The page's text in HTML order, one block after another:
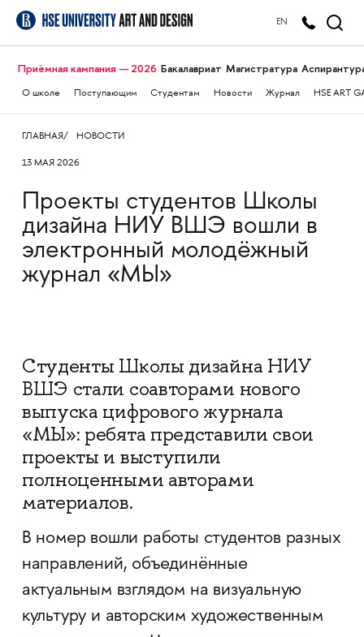
EN
Приёмная кампания — 2026 Бакалавриат Магистратура
О школе Поступающим Студентам Новости Журнал HSE ART
ГЛАВНАЯ НОВОСТИ
13 МАЯ 2026
Проекты студентов Школы
дизайна НИУ ВШЭ вошли в
электронный молодёжный
журнал «МЫ»
Студенты Школы дизайна НИУ
ВШЭ стали соавторами нового
выпуска цифрового журнала
«МЫ»: ребята представили свои
проекты и выступили
полноценными авторами
материалов.
В номер вошли работы студентов разных
направлений, объединённые
актуальным взглядом на визуальную
культуру и авторским художественным